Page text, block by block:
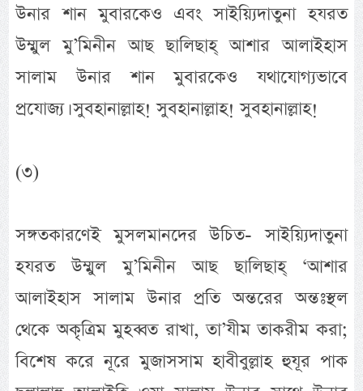
উনার শান মুবারকেও এবং সাইয়্যিদাতুনা হযরত
উম্মুল মু’মিনীন আছ ছালিছাহ্ আশার আলাইহাস
সালাম উনার শান মুবারকেও যথাযোগ্যভাবে
প্রযোজ্য। সুবহানাল্লাহ! সুবহানাল্লাহ! সুবহানাল্লাহ!
(৩)
সঙ্গতকারণেই মুসলমানদের উচিত- সাইয়্যিদাতুনা
হযরত উম্মুল মু’মিনীন আছ ছালিছাহ্ ‘আশার
আলাইহাস সালাম উনার প্রতি অন্তরের অন্তঃস্থল
থেকে অকৃত্রিম মুহব্বত রাখা, তা’যীম তাকরীম করা;
বিশেষ করে নূরে মুজাসসাম হাবীবুল্লাহ হুযূর পাক